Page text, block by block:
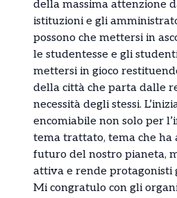
della massima attenzione
istituzioni e gli
possono che mettersi in
le studentesse e gli
mettersi in gioco
della città che parta dalle
necessità degli stessi.
encomiabile non solo per
tema trattato, tema che ha
futuro del nostro pianeta,
attiva e rende protagonisti
Mi congratulo con gli